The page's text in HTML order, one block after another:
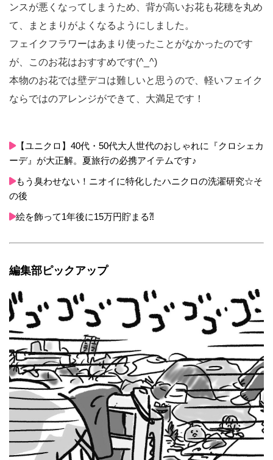
ンスが悪くなってしまうため、背が高いお花も花穂を丸め
て、まとまりがよくなるようにしました。
フェイクフラワーはあまり使ったことがなかったのです
が、このお花はおすすめです(^_^)
本物のお花では壁デコは難しいと思うので、軽いフェイク
ならではのアレンジができて、大満足です！
【ユニクロ】40代・50代大人世代のおしゃれに『クロシェカ
ーデ』が大正解。夏旅行の必携アイテムです♪
もう臭わせない！ニオイに特化したハニクロの洗濯研究☆そ
の後
絵を飾って1年後に15万円貯まる⁈
編集部ピックアップ